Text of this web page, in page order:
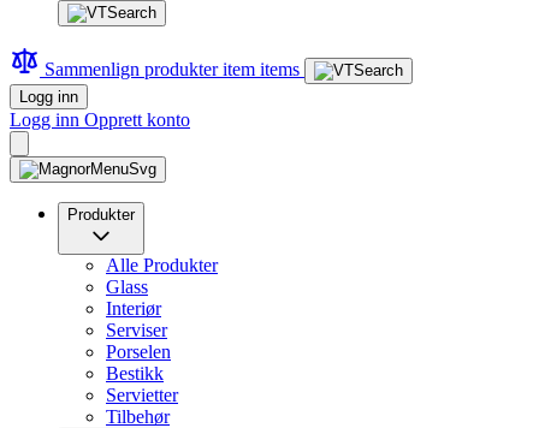
Sammenlign produkteritem items
Logg inn
Logg inn Opprett konto
Produkter
Alle Produkter
Glass
Interiør
Serviser
Porselen
Bestikk
Servietter
Tilbehør